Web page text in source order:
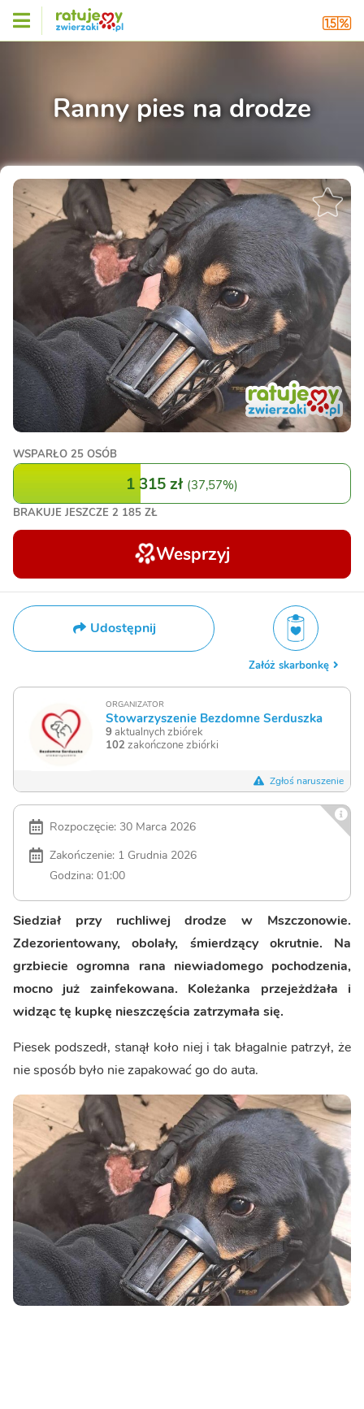
Ranny pies na drodze
WSPARŁO 25 OSÓB
1 315 zł (37,57%)
BRAKUJE JESZCZE 2 185 ZŁ
Wesprzyj
Udostępnij
Załóż skarbonkę
ORGANIZATOR
Stowarzyszenie Bezdomne Serduszka
9aktualnych zbiórek
102 zakończone zbiórki
Zgłoś naruszenie
Rozpoczęcie: 30 Marca 2026
Zakończenie: 1 Grudnia 2026
Godzina: 01:00
Siedział przy ruchliwej drodze w Mszczonowie.
Zdezorientowany, obolały, śmierdzący okrutnie. Na
grzbiecie ogromna rana niewiadomego pochodzenia,
mocno już zainfekowana. Koleżanka przejeżdżała i
widząc tę kupkę nieszczęścia zatrzymała się.
Piesek podszedł, stanął koło niej i tak błagalnie patrzył, że
nie sposób było nie zapakować go do auta.